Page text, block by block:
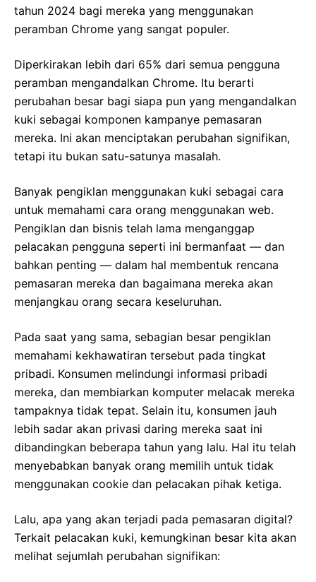
tahun 2024 bagi mereka yang menggunakan
peramban Chrome yang sangat populer.
Diperkirakan lebih dari 65% dari semua pengguna
peramban mengandalkan Chrome. Itu berarti
perubahan besar bagi siapa pun yang mengandalkan
kuki sebagai komponen kampanye pemasaran
mereka. Ini akan menciptakan perubahan signifikan,
tetapi itu bukan satu-satunya masalah.
Banyak pengiklan menggunakan kuki sebagai cara
untuk memahami cara orang menggunakan web.
Pengiklan dan bisnis telah lama menganggap
pelacakan pengguna seperti ini bermanfaat — dan
bahkan penting — dalam hal membentuk rencana
pemasaran mereka dan bagaimana mereka akan
menjangkau orang secara keseluruhan.
Pada saat yang sama, sebagian besar pengiklan
memahami kekhawatiran tersebut pada tingkat
pribadi. Konsumen melindungi informasi pribadi
mereka, dan membiarkan komputer melacak mereka
tampaknya tidak tepat. Selain itu, konsumen jauh
lebih sadar akan privasi daring mereka saat ini
dibandingkan beberapa tahun yang lalu. Hal itu telah
menyebabkan banyak orang memilih untuk tidak
menggunakan cookie dan pelacakan pihak ketiga.
Lalu, apa yang akan terjadi pada pemasaran digital?
Terkait pelacakan kuki, kemungkinan besar kita akan
melihat sejumlah perubahan signifikan: